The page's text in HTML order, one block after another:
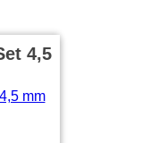
4,5